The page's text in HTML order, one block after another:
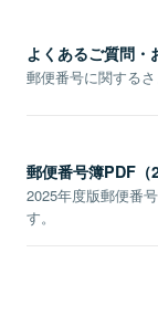
よくあるご質問・
郵便番号に関する
郵便番号簿PDF（
2025年度版郵便番
す。